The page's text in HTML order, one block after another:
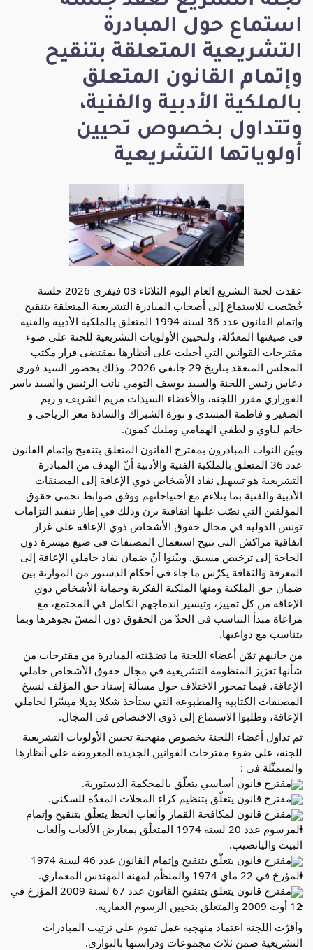
استماع حول المبادرة
التشريعية المتعلقة بتنقيح
وإتمام القانون المتعلق
بالملكية الأدبية والفنية،
وتتداول بخصوص تحيين
أولوياتها التشريعية
عقدت لجنة التشريع العام اليوم الثلاثاء 03 فيفري 2026 جلسة
خُصّصت للاستماع إلى أصحاب المبادرة التشريعية المتعلقة بتنقيح
وإتمام القانون عدد 36 لسنة 1994 المتعلق بالملكية الأدبية والفنية
في صيغتها المعدّلة، ولتحيين الأولويات التشريعية للجنة على ضوء
مقترحات القوانين التي أحيلت على أنظارها بمقتضى قرار مكتب
المجلس المنعقد بتاريخ 29 جانفي 2026، وذلك بحضور السيد فوزي
دعاس رئيس اللجنة والسيد يوسف التومي نائب الرئيس والسيد ياسر
القوراري مقرر اللجنة، والأعضاء السيدات مريم الشريف و ريم
الصغير و فاطمة المسدي و نورة الشبراك والسادة معز الرياحي و
حاتم لباوي و لطفي الهمامي ومليك كمون.
وبيّن النواب المبادرون بمقترح القانون المتعلق بتنقيح وإتمام القانون
عدد 36 المتعلق بالملكية الفنية والأدبية أنّ الهدف من المبادرة
التشريعية هو تسهيل نفاذ الأشخاص ذوي الإعاقة إلى المصنفات
الأدبية والفنية بما يتلاءم مع احتياجاتهم ووفق ضوابط تحمي حقوق
المؤلفين التي نصّت عليها اتفاقية برن وذلك في إطار تنفيذ التزامات
تونس الدولية في مجال حقوق الأشخاص ذوي الإعاقة على غرار
اتفاقية مراكش التي تتيح استعمال المصنفات في صيغ ميسرة دون
الحاجة إلى ترخيص مسبق. وبيّنوا أنّ ضمان نفاذ حاملي الإعاقة إلى
المعرفة والثقافة يكرّس ما جاء في أحكام الدستور من الموازنة بين
ضمان حق الملكية ومنها الملكية الفكرية وحماية الأشخاص ذوي
الإعاقة من كل تمييز، وتيسير اندماجهم الكامل في المجتمع، مع
مراعاة مبدأ التناسب في الحدّ من الحقوق دون المسّ بجوهرها وبما
يتناسب مع دواعيها.
من جانبهم ثمّن أعضاء اللجنة ما تضمّنته المبادرة من مقترحات من
شأنها تعزيز المنظومة التشريعية في مجال حقوق الأشخاص حاملي
الإعاقة، فيما تمحور الاختلاف حول مسألة إسناد حق المؤلف لنسخ
المصنفات الكتابية والمطبوعة التي ستأخذ شكلا بديلا ميسّرا لحاملي
الإعاقة، وطلبوا الاستماع إلى ذوي الاختصاص في المجال.
ثم تداول أعضاء اللجنة بخصوص منهجية تحيين الأولويات التشريعية
للجنة، على ضوء مقترحات القوانين الجديدة المعروضة على أنظارها
والمتمثّلة في :
مقترح قانون أساسي يتعلّق بالمحكمة الدستورية.
مقترح قانون يتعلّق بتنظيم كراء المحلات المعدّة للسكنى.
مقترح قانون لمكافحة القمار وألعاب الحظ يتعلّق بتنقيح وإتمام
المرسوم عدد 20 لسنة 1974 المتعلّق بمعارض الألعاب وألعاب
البيت واليانصيب.
مقترح قانون يتعلّق بتنقيح وإتمام القانون عدد 46 لسنة 1974
المؤرخ في 22 ماي 1974 والمنظّم لمهنة المهندس المعماري.
مقترح قانون يتعلق بتنقيح القانون عدد 67 لسنة 2009 المؤرخ في
12 أوت 2009 والمتعلق بتحيين الرسوم العقارية.
وأقرّت اللجنة اعتماد منهجية عمل تقوم على ترتيب المبادرات
التشريعية ضمن ثلاث مجموعات ودراستها بالتوازي.